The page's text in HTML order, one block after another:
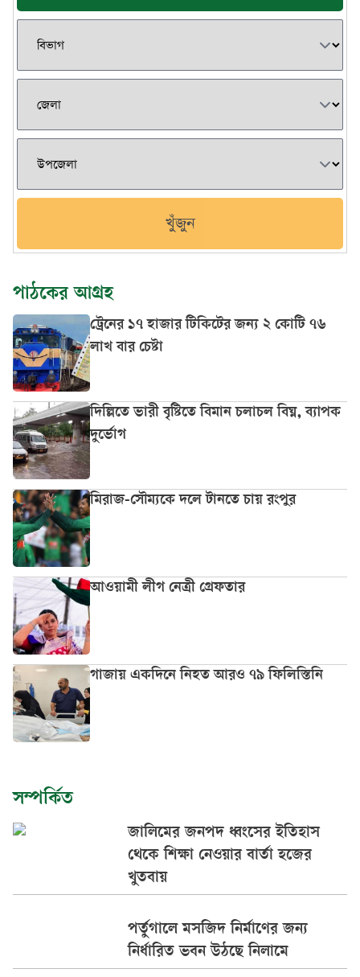
খুঁজুন
পাঠকের আগ্রহ
ট্রেনের ১৭ হাজার টিকিটের জন্য ২ কোটি ৭৬
লাখ বার চেষ্টা
দিল্লিতে ভারী বৃষ্টিতে বিমান চলাচল বিঘ্ন, ব্যাপক
দুর্ভোগ
মিরাজ-সৌম্যকে দলে টানতে চায় রংপুর
আওয়ামী লীগ নেত্রী গ্রেফতার
গাজায় একদিনে নিহত আরও ৭৯ ফিলিস্তিনি
সম্পর্কিত
জালিমের জনপদ ধ্বংসের ইতিহাস
থেকে শিক্ষা নেওয়ার বার্তা হজের
খুতবায়
পর্তুগালে মসজিদ নির্মাণের জন্য
নির্ধারিত ভবন উঠছে নিলামে